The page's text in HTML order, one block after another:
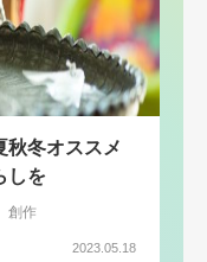
秋冬オススメ
しを
創作
2023.05.18